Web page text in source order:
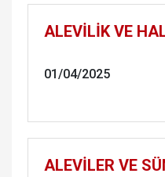
ALEVİLİK VE
01/04/2025
ALEVİLER VE